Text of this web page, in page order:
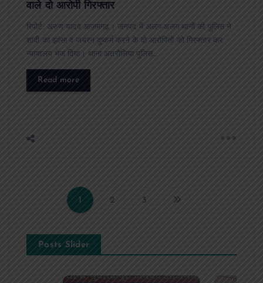
वाले दो आरोपी गिरफ्तार
रिपोर्ट: अरुण यादव आज़मगढ़। जनपद में अलग-अलग थानों की पुलिस ने
शादी का झांसा व जबरन दुष्कर्म करने के दो आरोपितों को गिरफ्तार कर
न्यायालय भेज दिया। थाना अतरौलिया पुलिस…
Read more
s
1 2 3
Posts Slider